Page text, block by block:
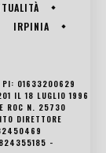
IRPINIA
- PI: 01633200629
IL 18 LUGLIO 1996
ROC N. 25730
DIRETTORE
-